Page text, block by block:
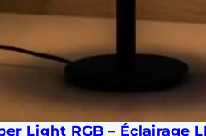
Light RGB – Éclairage